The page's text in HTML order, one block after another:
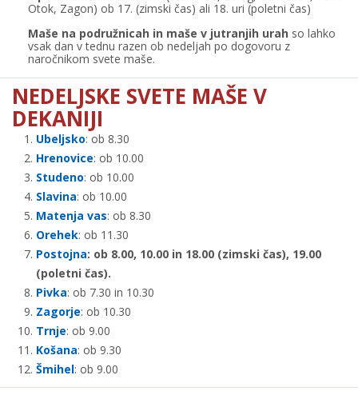
Otok, Zagon) ob 17. (zimski čas) ali 18. uri (poletni čas)
Maše na podružnicah in maše v jutranjih urah so lahko
vsak dan v tednu razen ob nedeljah po dogovoru z
naročnikom svete maše.
NEDELJSKE SVETE MAŠE V
DEKANIJI
Ubeljsko: ob 8.30
Hrenovice: ob 10.00
Studeno: ob 10.00
Slavina: ob 10.00
Matenja vas: ob 8.30
Orehek: ob 11.30
Postojna: ob 8.00, 10.00 in 18.00 (zimski čas), 19.00
(poletni čas).
Pivka: ob 7.30 in 10.30
Zagorje: ob 10.30
Trnje: ob 9.00
Košana: ob 9.30
Šmihel: ob 9.00